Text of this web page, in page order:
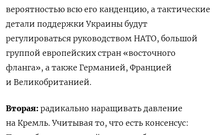
вероятностью всю его канденцию, а тактические
детали поддержки Украины будут
регулироваться руководством НАТО, большой
группой европейских стран «восточного
фланга», а также Германией, Францией
и Великобританией.
Вторая: радикально наращивать давление
на Кремль. Учитывая то, что есть консенсус: